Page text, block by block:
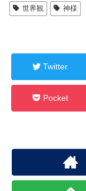
世界観
神様
Twitter
Pocket